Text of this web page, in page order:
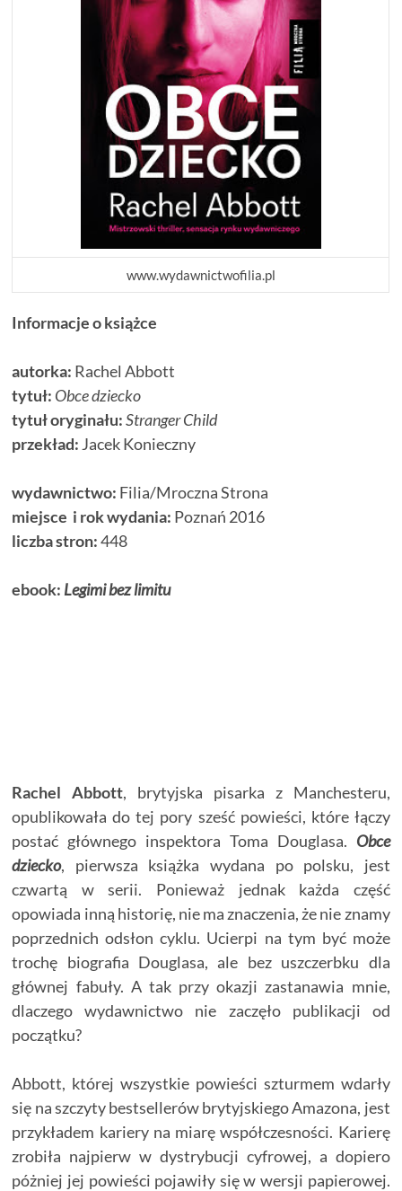
www.wydawnictwofilia.pl
Informacje o książce
autorka: Rachel Abbott
tytuł: Obce dziecko
tytuł oryginału: Stranger Child
przekład: Jacek Konieczny
wydawnictwo: Filia/Mroczna Strona
miejsce i rok wydania: Poznań 2016
liczba stron:448
ebook: Legimi bez limitu
Rachel Abbott, brytyjska pisarka z Manchesteru,
opublikowała do tej pory sześć powieści, które łączy
postać głównego inspektora Toma Douglasa. Obce
dziecko, pierwsza książka wydana po polsku, jest
czwartą w serii. Ponieważ jednak każda część
opowiada inną historię, nie ma znaczenia, że nie znamy
poprzednich odsłon cyklu. Ucierpi na tym być może
trochę biografia Douglasa, ale bez uszczerbku dla
głównej fabuły. A tak przy okazji zastanawia mnie,
dlaczego wydawnictwo nie zaczęło publikacji od
początku?
Abbott, której wszystkie powieści szturmem wdarły
się na szczyty bestsellerów brytyjskiego Amazona, jest
przykładem kariery na miarę współczesności. Karierę
zrobiła najpierw w dystrybucji cyfrowej, a dopiero
póżniej jej powieści pojawiły się w wersji papierowej.